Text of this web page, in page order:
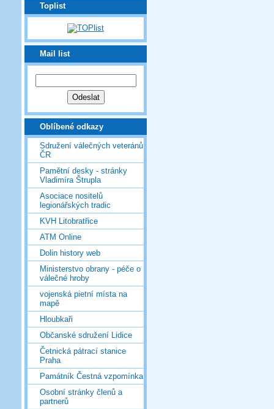
Toplist
Mail list
Oblíbené odkazy
Sdružení válečných veteránů
ČR
Pamětní desky - stránky
Vladimíra Štrupla
Asociace nositelů
legionářských tradic
KVH Litobratřice
ATM Online
Dolin history web
Ministerstvo obrany - péče o
válečné hroby
vojenská pietní místa na
mapě
Hloubkaři
Občanské sdružení Lidice
Četnická pátrací stanice
Praha
Památník Čestná vzpomínka
Osobní stránky členů a
partnerů